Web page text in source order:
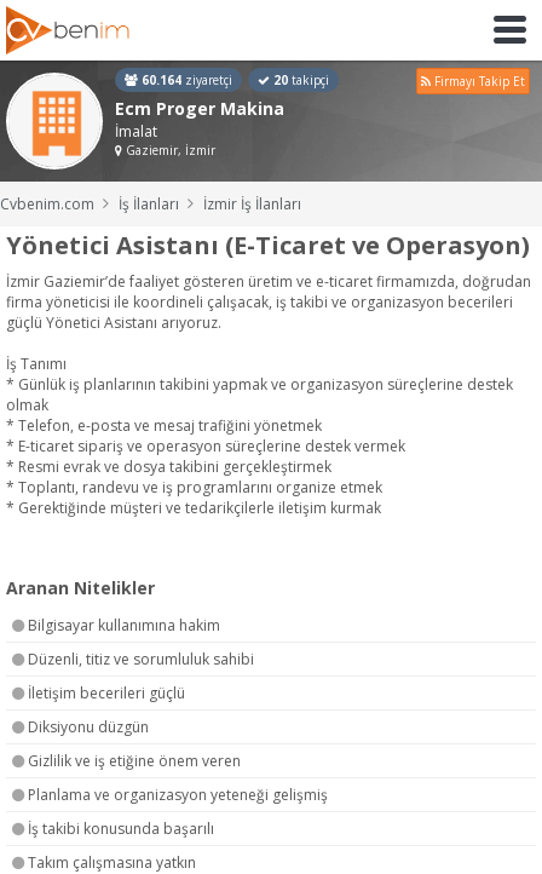
60.164 ziyaretçi 20 takipçi Firmayı Takip Et
Ecm Proger Makina
İmalat
Gaziemir, İzmir
Cvbenim.com İş İlanları İzmir İş İlanları
Yönetici Asistanı (E-Ticaret ve Operasyon)
İzmir Gaziemir’de faaliyet gösteren üretim ve e-ticaret firmamızda, doğrudan
firma yöneticisi ile koordineli çalışacak, iş takibi ve organizasyon becerileri
güçlü Yönetici Asistanı arıyoruz.
İş Tanımı
* Günlük iş planlarının takibini yapmak ve organizasyon süreçlerine destek
olmak
* Telefon, e-posta ve mesaj trafiğini yönetmek
* E-ticaret sipariş ve operasyon süreçlerine destek vermek
* Resmi evrak ve dosya takibini gerçekleştirmek
* Toplantı, randevu ve iş programlarını organize etmek
* Gerektiğinde müşteri ve tedarikçilerle iletişim kurmak
Aranan Nitelikler
Bilgisayar kullanımına hakim
Düzenli, titiz ve sorumluluk sahibi
İletişim becerileri güçlü
Diksiyonu düzgün
Gizlilik ve iş etiğine önem veren
Planlama ve organizasyon yeteneği gelişmiş
İş takibi konusunda başarılı
Takım çalışmasına yatkın